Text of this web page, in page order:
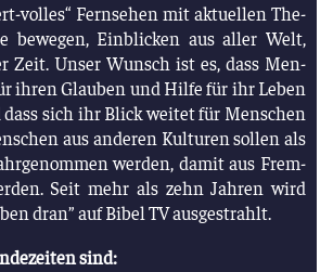
vol­les“ Fern­se­hen mit aktu­el­len The­
bewe­gen, Ein­bli­cken aus aller Welt,
Zeit. Unser Wunsch ist es, dass Men­
ihren Glau­ben und Hil­fe für ihr Leben
sich ihr Blick wei­tet für Men­schen
aus ande­ren Kul­tu­ren sol­len als
wer­den, damit aus Frem­
Seit mehr als zehn Jah­ren wird
dran”auf Bibel TV ausgestrahlt.
sind: